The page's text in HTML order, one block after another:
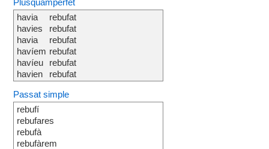
Plusquamperfet
havia
havies
havia
havíem
havíeu
havien
rebufat
rebufat
rebufat
rebufat
rebufat
rebufat
Passat simple
rebufí
rebufares
rebufà
rebufàrem